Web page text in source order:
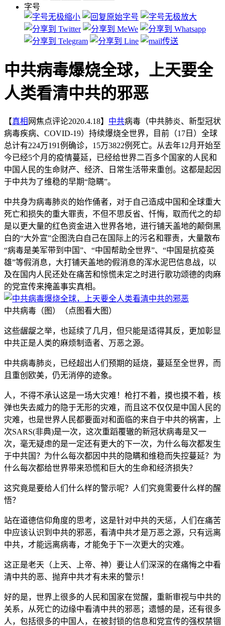
字号
中共病毒爆烧全球，上天要全
人类看清中共的邪恶
【真相 网焦点评论2020.4.18】 中共病毒（中共肺炎、新型冠状
病毒疾病、COVID-19）持续爆烧全世界，目前（17日）全球
总计有224万191例确诊，15万3822例死亡。从去年12月开始至
今已经5个月的疫情蔓延，已经给世界二百多个国家的人民和
中国人民的生命财产、经济、日常生活带来重创。这都是起因
于中共为了维稳的早期“隐瞒”。
中共身为病毒肺炎的始作俑者，对于自己造成中国和全球重大
死亡和损失的重大罪责，不但不思反省、忏悔，取而代之的却
是以更大量的红色资金进入世界各地，进行铺天盖地的颠倒黑
白的“大外宣”企图洗白自己在国际上的污名和罪责，大量散布
“病毒是美军带到中国”、“中国帮助全世界”、“中国是抗疫英
雄”等假消息，大打铺天盖地的假消息的浑水泥巴信息战，以
及在国内人民还处在痛苦和惊慌未定之时进行歌功颂德的肉麻
的党宣传来掩盖事实真相。
中共病毒（图）（点图看大图）
这些龌龊之举，也延续了几月，但只能是适得其反，更加彰显
中共正是人类的麻烦制造者、万恶之源。
中共病毒肺炎，已经超出人们预期的延烧，蔓延至全世界，而
且重创欧美，仍无消停的迹象。
人，不得不承认这是一场大灾难！枪打不着，摸也摸不着，核
弹也失去威力的隐于无形的灾难，而且这不仅仅是中国人民的
灾难，也是世界人民都要面对和面临的来自于中共的祸害，上
次SARS(非典)是一次，这次重蹈覆辙的新冠状病毒是又一
次，毫无疑虑的是一定还有更大的下一次，为什么每次都发生
于中共国？为什么每次都因中共的隐瞒和维稳而失控蔓延？为
什么每次都给世界带来恐慌和巨大的生命和经济损失？
这究竟是要给人们什么样的警示呢？人们究竟需要什么样的醒
悟？
站在道德信仰角度的思考，这是针对中共的天惩，人们在痛苦
中应该认识到中共的邪恶，看清中共才是万恶之源，只有远离
中共，才能远离病毒，才能免于下一次更大的灾难。
这正是老天（上天、上帝、神）要让人们深深的在痛悔之中看
清中共的恶、抛弃中共才有未来的警示！
好的是，世界上很多的人民和国家在觉醒，重新审视与中共的
关系，从死亡的边缘中看清中共的邪恶；遗憾的是，还有很多
人，包括很多的中国人，在被封锁的信息和党宣传的强权禁锢